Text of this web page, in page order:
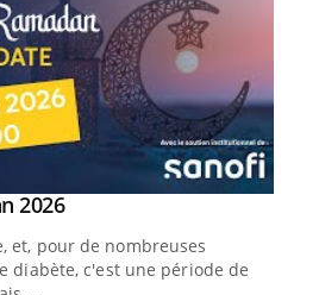
2026Youtube
et, pour de nombreuses
diabète, c'est une période de
» pour faciliter l’accès
groupe mutualiste innove en